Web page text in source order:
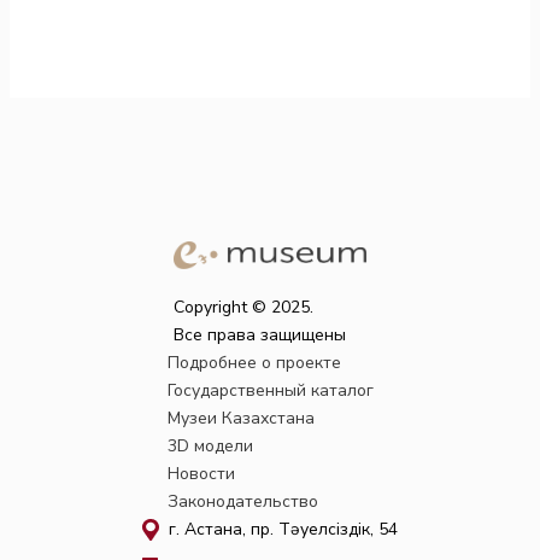
Copyright © 2025.
Все права защищены
Подробнее о проекте
Государственный каталог
Музеи Казахстана
3D модели
Новости
Законодательство
г. Астана, пр. Тәуелсіздік, 54